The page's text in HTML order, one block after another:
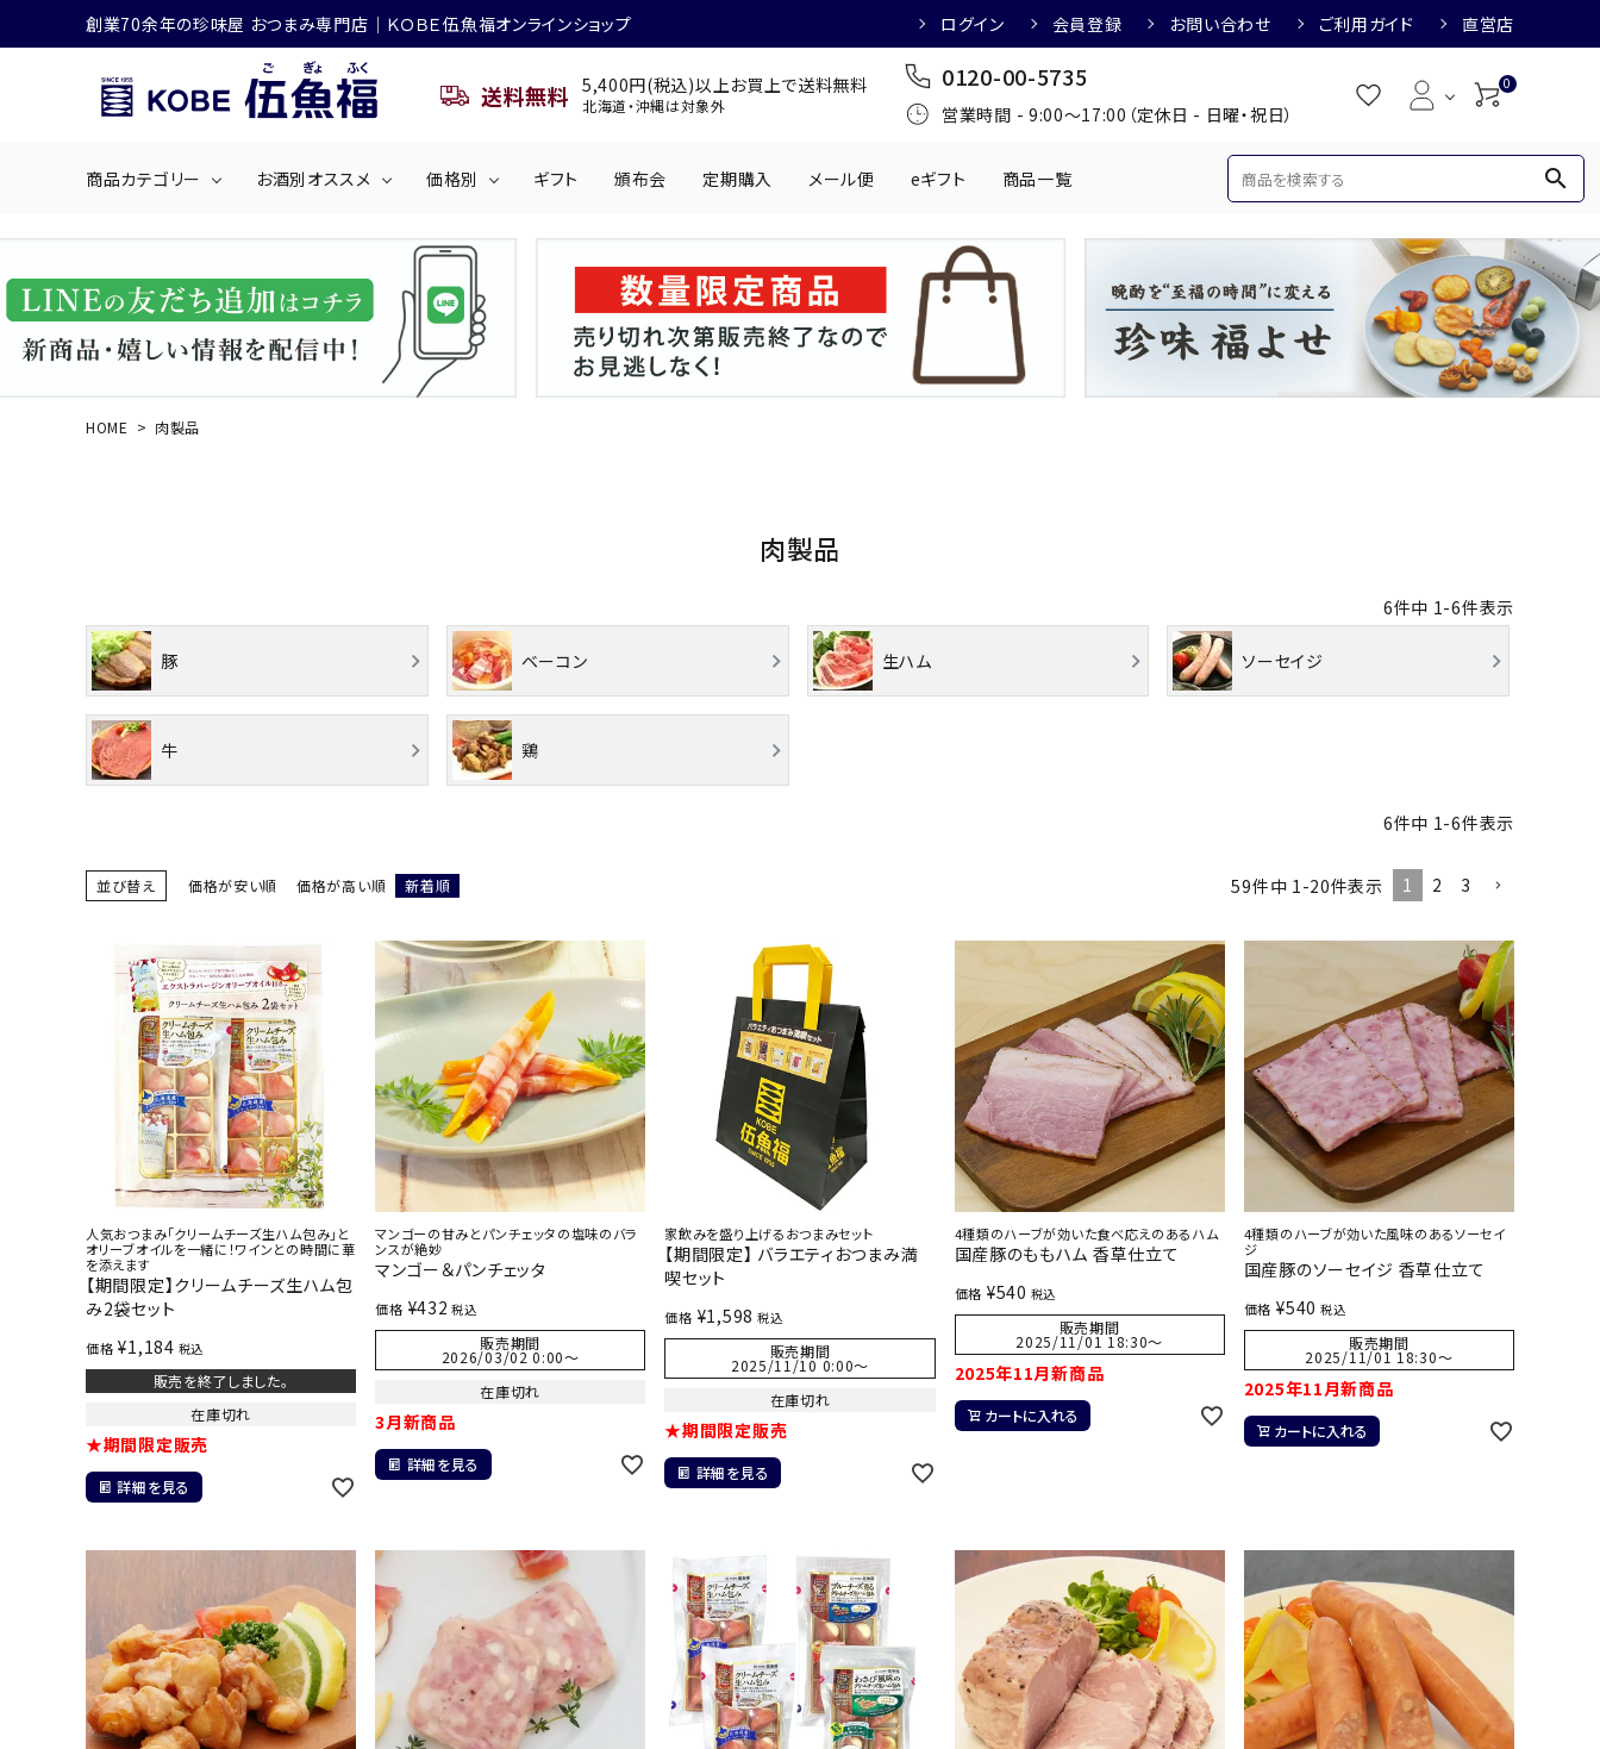
創業70余年の珍味屋 おつまみ専門店│ＫＯＢＥ伍魚福オンラインショップ ログイン 会員登録 お問い合わせ ご利用ガイド 直営店
送料無料 5,400円(税込)以上お買上で送料無料
北海道・沖縄は対象外
0120-00-5735
営業時間 - 9:00～17:00（定休日 - 日曜・祝日）
0
商品カテゴリー
くぎ煮 海産物 乳製品 かわきもの
佃煮・ごはんのおとも 丸う
お酒別オススメ
日本酒におすすめ 焼酎におすすめ
価格別
501円～1,000円 1,001円～2,000円 2,001円～3,000円 3,001円～4,000円
4,001円～5,000円 5,001円～
ギフト 頒布会 定期購入 メール便 eギフト 商品一覧 search
ACCOUNT MENU
ログイン
お問い合わせ
ご利用ガイド
HOME 肉製品
肉製品
6件中 1-6件表示
豚 ベーコン 生ハム ソーセイジ
牛 鶏
6件中 1-6件表示
並び替え 価格が安い順 価格が高い順 新着順 59件中 1-20件表示 1 2 3
人気おつまみ「クリームチーズ生ハム包み」と
オリーブオイルを一緒に！ワインとの時間に華
を添えます
【期間限定】クリームチーズ生ハム包
み2袋セット
価格 ¥1,184 税込
販売を終了しました。
在庫切れ
★期間限定販売
詳細を見る
マンゴーの甘みとパンチェッタの塩味のバラ
ンスが絶妙
マンゴー＆パンチェッタ
価格 ¥432 税込
販売期間
2026/03/02 0:00〜
在庫切れ
3月新商品
詳細を見る
家飲みを盛り上げるおつまみセット
【期間限定】 バラエティおつまみ満
喫セット
価格 ¥1,598 税込
販売期間
2025/11/10 0:00〜
在庫切れ
★期間限定販売
詳細を見る
4種類のハーブが効いた食べ応えのあるハム
国産豚のももハム 香草仕立て
価格 ¥540 税込
販売期間
2025/11/01 18:30〜
2025年11月新商品
カートに入れる
4種類のハーブが効いた風味のあるソーセイ
ジ
国産豚のソーセイジ 香草仕立て
価格 ¥540 税込
販売期間
2025/11/01 18:30〜
2025年11月新商品
カートに入れる